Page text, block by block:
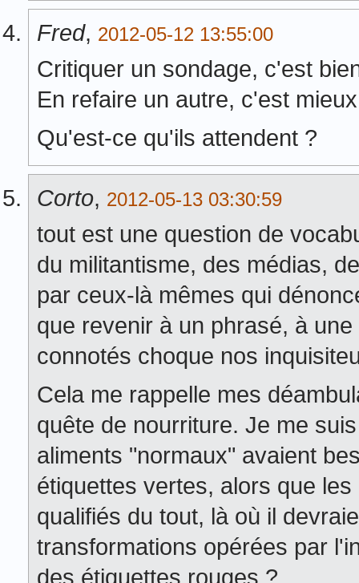
Fred, 2012-05-12 13:55:00
Critiquer un sondage, c'est
En refaire un autre, c'est
Qu'est-ce qu'ils attendent ?
Corto, 2012-05-13 03:30:59
tout est une question de
du militantisme, des médias,
par ceux-là mêmes qui
que revenir à un phrasé, à
connotés choque nos
Cela me rappelle mes
quête de nourriture. Je me
aliments "normaux" avaient
étiquettes vertes, alors que
qualifiés du tout, là où il
transformations opérées par
des étiquettes rouges ?